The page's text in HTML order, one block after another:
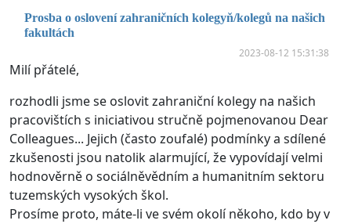
Prosba o oslovení zahraničních kolegyň/kolegů na našich
fakultách
2023-08-12 15:31:38
Milí přátelé,
rozhodli jsme se oslovit zahraniční kolegy na našich
pracovištích s iniciativou stručně pojmenovanou Dear
Colleagues... Jejich (často zoufalé) podmínky a sdílené
zkušenosti jsou natolik alarmující, že vypovídají velmi
hodnověrně o sociálněvědním a humanitním sektoru
tuzemských vysokých škol.
Prosíme proto, máte-li ve svém okolí někoho, kdo by v